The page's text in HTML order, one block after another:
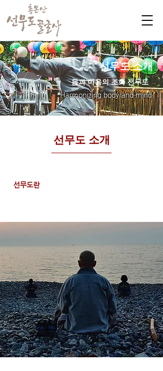
선무도 소개
Harmonizing body and mind
몸과 마음의 조화 선무도
선무도 소개
선무도란